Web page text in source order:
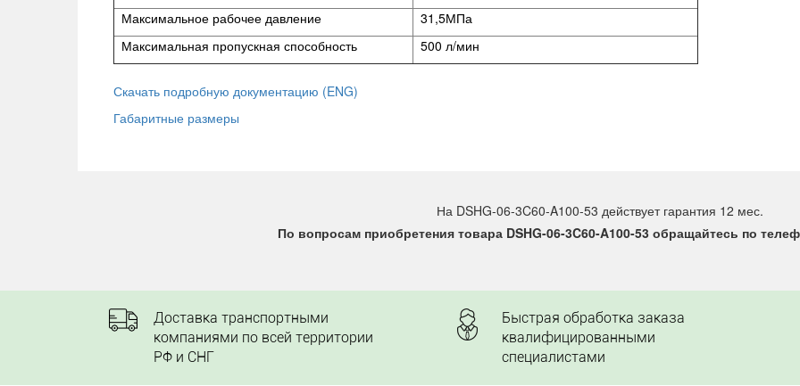
Максимальное рабочее давление
31,5МПа
Максимальная пропускная способность
500 л/мин
Скачать подробную документацию (ENG)
Габаритные размеры
На DSHG-06-3C60-A100-53 действует гарантия 12 мес.
По вопросам приобретения товара DSHG-06-3C60-A100-53 обращайтесь по
Доставка транспортными
компаниями по всей территории
РФ и СНГ
Быстрая обработка заказа
квалифицированными
специалистами